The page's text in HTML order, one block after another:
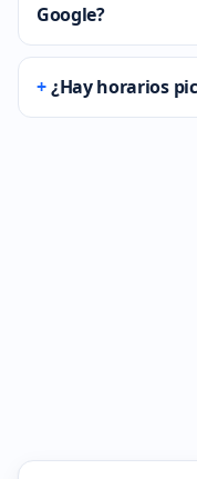
Google?
¿Hay horarios